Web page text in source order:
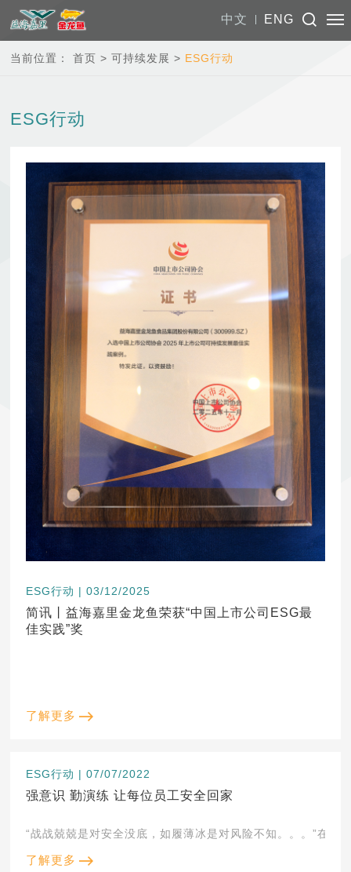
中文 ENG
当前位置：首页 > 可持续发展 > ESG行动
ESG行动
ESG行动 | 03/12/2025
简讯丨益海嘉里金龙鱼荣获“中国上市公司ESG最
佳实践”奖
了解更多
ESG行动 | 07/07/2022
强意识 勤演练 让每位员工安全回家
“战战兢兢是对安全没底，如履薄冰是对风险不知。。。”在
了解更多